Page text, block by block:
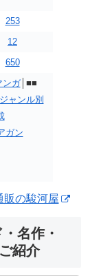
253
12
650
ンガ│■■
ジャンル別
ガン
販の駿河屋
名作・
紹介